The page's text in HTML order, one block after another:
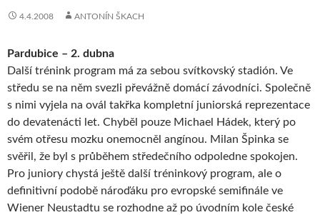
4.4.2008 ANTONÍN ŠKACH
Pardubice – 2. dubna
Další trénink program má za sebou svítkovský stadión. Ve
středu se na něm svezli převážně domácí závodníci. Společně
s nimi vyjela na ovál takřka kompletní juniorská reprezentace
do devatenácti let. Chyběl pouze Michael Hádek, který po
svém otřesu mozku onemocněl angínou. Milan Špinka se
svěřil, že byl s průběhem středečního odpoledne spokojen.
Pro juniory chystá ještě další tréninkový program, ale o
definitivní podobě nároďáku pro evropské semifinále ve
Wiener Neustadtu se rozhodne až po úvodním kole české